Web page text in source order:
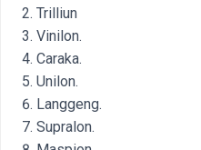
Trilliun
Vinilon.
Caraka.
Unilon.
Langgeng.
Supralon.